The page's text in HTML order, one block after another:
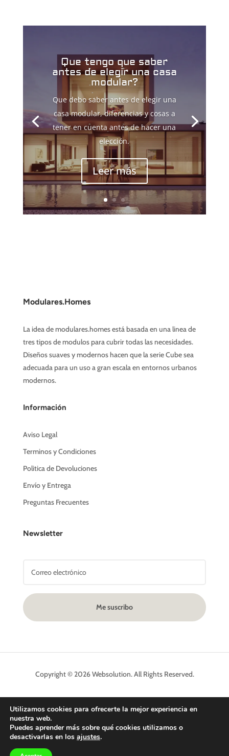
Que tengo que saber
antes de elegir una casa
modular?
Que debo saber antes de elegir una
casa modular, diferencias y cosas a
tener en cuenta antes de hacer una
elección.
Leer más
Modulares.Homes
La idea de modulares.homes está basada en una linea de
tres tipos de modulos para cubrir todas las necesidades.
Diseños suaves y modernos hacen que la serie Cube sea
adecuada para un uso a gran escala en entornos urbanos
modernos.
Información
Aviso Legal
Terminos y Condiciones
Politica de Devoluciones
Envío y Entrega
Preguntas Frecuentes
Newsletter
Me suscribo
Copyright © 2026 Websolution. All Rights Reserved.
Utilizamos cookies para ofrecerte la mejor experiencia en
nuestra web.
Puedes aprender más sobre qué cookies utilizamos o
desactivarlas en los ajustes.